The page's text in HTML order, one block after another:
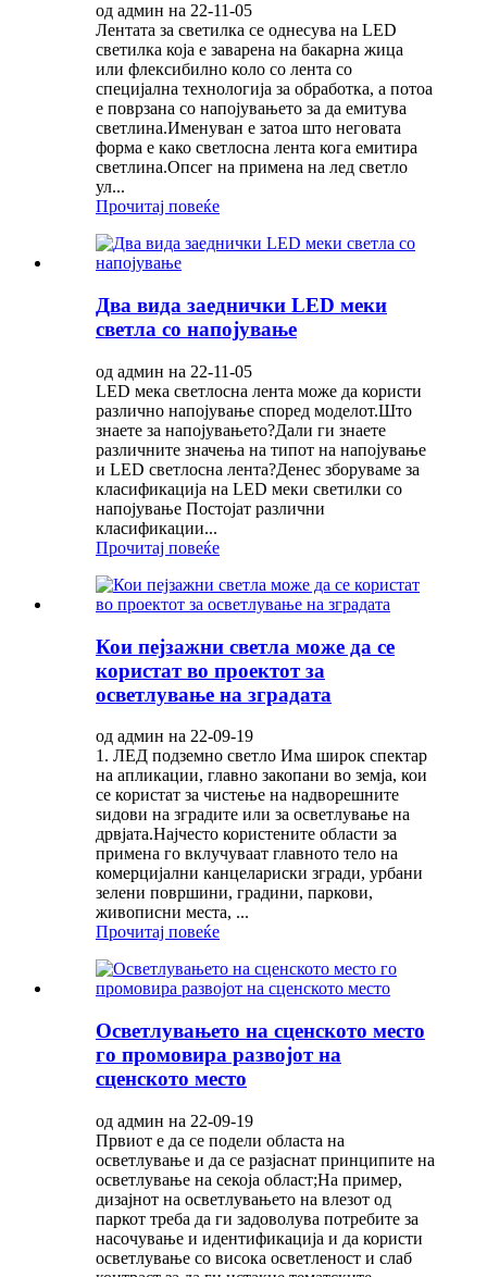
од админ на 22-11-05
Лентата за светилка се однесува на LED
светилка која е заварена на бакарна жица
или флексибилно коло со лента со
специјална технологија за обработка, а потоа
е поврзана со напојувањето за да емитува
светлина.Именуван е затоа што неговата
форма е како светлосна лента кога емитира
светлина.Опсег на примена на лед светло
ул...
Прочитај повеќе
Два вида заеднички LED меки
светла со напојување
од админ на 22-11-05
LED мека светлосна лента може да користи
различно напојување според моделот.Што
знаете за напојувањето?Дали ги знаете
различните значења на типот на напојување
и LED светлосна лента?Денес зборуваме за
класификација на LED меки светилки со
напојување Постојат различни
класификации...
Прочитај повеќе
Кои пејзажни светла може да се
користат во проектот за
осветлување на зградата
од админ на 22-09-19
1. ЛЕД подземно светло Има широк спектар
на апликации, главно закопани во земја, кои
се користат за чистење на надворешните
ѕидови на зградите или за осветлување на
дрвјата.Најчесто користените области за
примена го вклучуваат главното тело на
комерцијални канцелариски згради, урбани
зелени површини, градини, паркови,
живописни места, ...
Прочитај повеќе
Осветлувањето на сценското место
го промовира развојот на
сценското место
од админ на 22-09-19
Првиот е да се подели областа на
осветлување и да се разјаснат принципите на
осветлување на секоја област;На пример,
дизајнот на осветлувањето на влезот од
паркот треба да ги задоволува потребите за
насочување и идентификација и да користи
осветлување со висока осветленост и слаб